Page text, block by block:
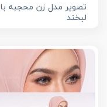
تصویر مدل زن محجبه با
لبخند